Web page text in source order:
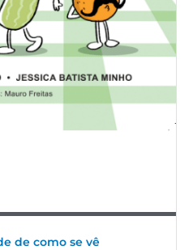
de como se vê